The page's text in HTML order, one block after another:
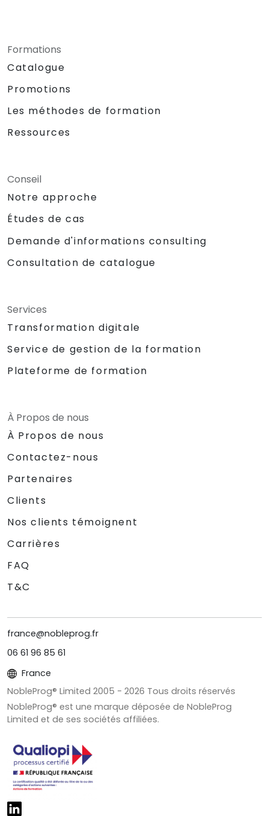
Formations
Catalogue
Promotions
Les méthodes de formation
Ressources
Conseil
Notre approche
Études de cas
Demande d'informations consulting
Consultation de catalogue
Services
Transformation digitale
Service de gestion de la formation
Plateforme de formation
À Propos de nous
À Propos de nous
Contactez-nous
Partenaires
Clients
Nos clients témoignent
Carrières
FAQ
T&C
france@nobleprog.fr
06 61 96 85 61
France
NobleProg® Limited 2005 - 2026 Tous droits réservés
NobleProg® est une marque déposée de NobleProg
Limited et de ses sociétés affiliées.